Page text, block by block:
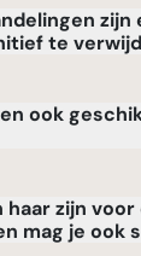
zijn
te
ook
haar zijn voor
mag je ook